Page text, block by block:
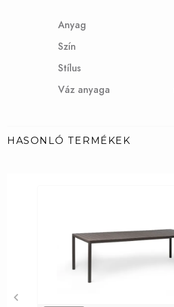
Anyag
Szín
Stílus
Váz anyaga
HASONLÓ TERMÉKEK